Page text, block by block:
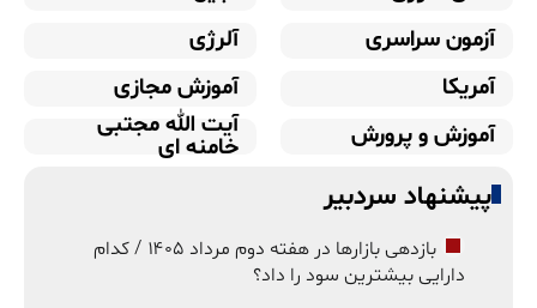
آزمون سراسری
آلرژی
آمریکا
آموزش مجازی
آموزش و پرورش
آیت الله مجتبی
خامنه ای
پیشنهاد سردبیر
بازدهی بازارها در هفته دوم مرداد ۱۴۰۵ / کدام
دارایی بیشترین سود را داد؟